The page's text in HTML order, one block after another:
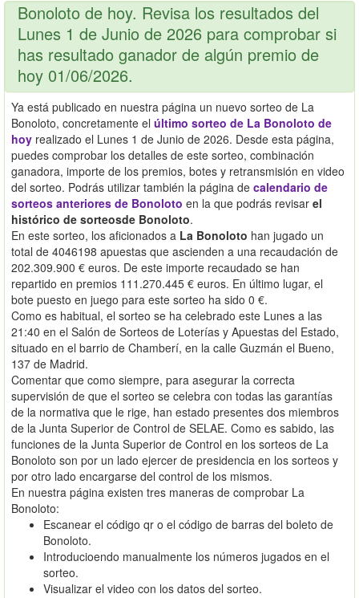
Bonoloto de hoy. Revisa los resultados del
Lunes 1 de Junio de 2026 para comprobar si
has resultado ganador de algún premio de
hoy 01/06/2026.
Ya está publicado en nuestra página un nuevo sorteo de La
Bonoloto, concretamente el último sorteo de La Bonoloto de
hoy realizado el Lunes 1 de Junio de 2026. Desde esta página,
puedes comprobar los detalles de este sorteo, combinación
ganadora, importe de los premios, botes y retransmisión en video
del sorteo. Podrás utilizar también la página de calendario de
sorteos anteriores de Bonoloto en la que podrás revisar el
histórico de sorteosde Bonoloto.
En este sorteo, los aficionados a La Bonoloto han jugado un
total de 4046198 apuestas que ascienden a una recaudación de
202.309.900 € euros. De este importe recaudado se han
repartido en premios 111.270.445 € euros. En último lugar, el
bote puesto en juego para este sorteo ha sido 0 €.
Como es habitual, el sorteo se ha celebrado este Lunes a las
21:40 en el Salón de Sorteos de Loterías y Apuestas del Estado,
situado en el barrio de Chamberí, en la calle Guzmán el Bueno,
137 de Madrid.
Comentar que como siempre, para asegurar la correcta
supervisión de que el sorteo se celebra con todas las garantías
de la normativa que le rige, han estado presentes dos miembros
de la Junta Superior de Control de SELAE. Como es sabido, las
funciones de la Junta Superior de Control en los sorteos de La
Bonoloto son por un lado ejercer de presidencia en los sorteos y
por otro lado encargarse del control de los mismos.
En nuestra página existen tres maneras de comprobar La
Bonoloto:
Escanear el código qr o el código de barras del boleto de
Bonoloto.
Introducioendo manualmente los números jugados en el
sorteo.
Visualizar el video con los datos del sorteo.